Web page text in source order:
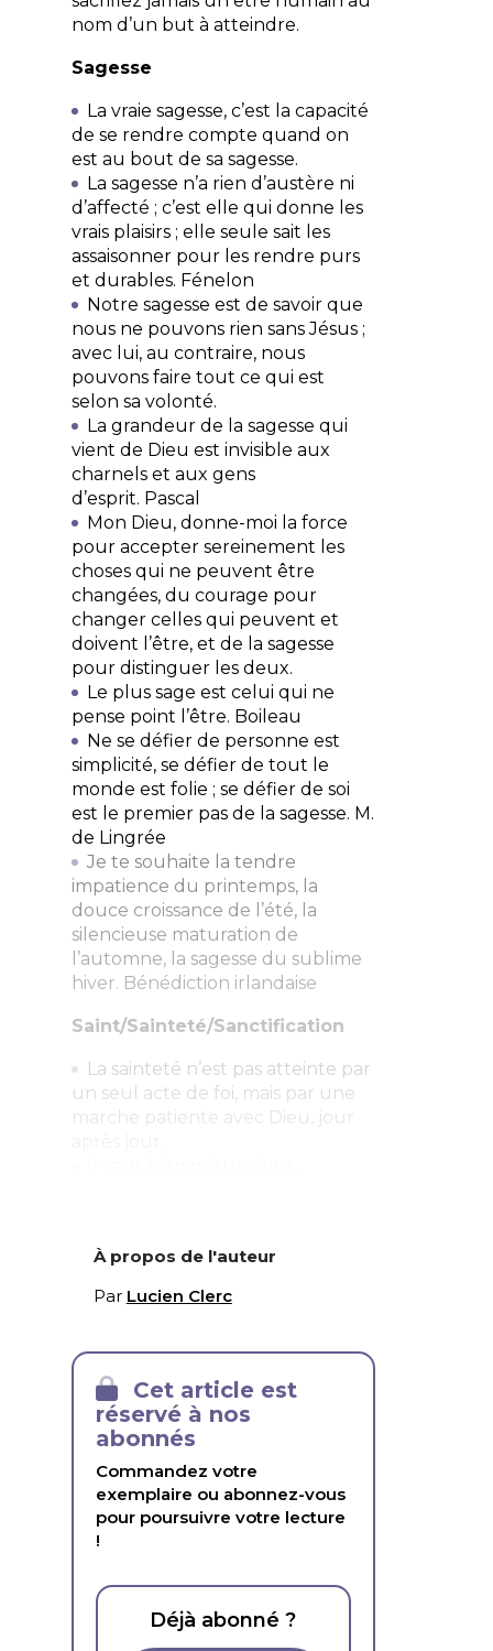
nom d’un but à atteindre.
Sagesse
La vraie sagesse, c’est la capacité
de se rendre compte quand on
est au bout de sa sagesse.
La sagesse n’a rien d’austère ni
d’affecté ; c’est elle qui donne les
vrais plaisirs ; elle seule sait les
assaisonner pour les rendre purs
et durables. Fénelon
Notre sagesse est de savoir que
nous ne pouvons rien sans Jésus ;
avec lui, au contraire, nous
pouvons faire tout ce qui est
selon sa volonté.
La grandeur de la sagesse qui
vient de Dieu est invisible aux
charnels et aux gens
d’esprit. Pascal
Mon Dieu, donne-moi la force
pour accepter sereinement les
choses qui ne peuvent être
changées, du courage pour
changer celles qui peuvent et
doivent l’être, et de la sagesse
pour distinguer les deux.
Le plus sage est celui qui ne
pense point l’être. Boileau
Ne se défier de personne est
simplicité, se défier de tout le
monde est folie ; se défier de soi
est le premier pas de la sagesse. M.
de Lingrée
Je te souhaite la tendre
impatience du printemps, la
douce croissance de l’été, la
silencieuse maturation de
l’automne, la sagesse du sublime
hiver. Bénédiction irlandaise
Saint/Sainteté/Sanctification
La sainteté n’est pas atteinte par
un seul acte de foi, mais par une
marche patiente avec Dieu, jour
À propos de l'auteur
Par Lucien Clerc
Cet article est
réservé à nos
abonnés
Commandez votre
exemplaire ou abonnez-vous
pour poursuivre votre lecture
!
Déjà abonné ?